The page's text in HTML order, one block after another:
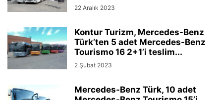
22 Aralık 2023
Kontur Turizm, Mercedes-Benz
Türk’ten 5 adet Mercedes-Benz
Tourismo 16 2+1’i teslim...
2 Şubat 2023
Mercedes-Benz Türk, 10 adet